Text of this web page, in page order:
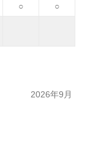
○ ○
2026年9月